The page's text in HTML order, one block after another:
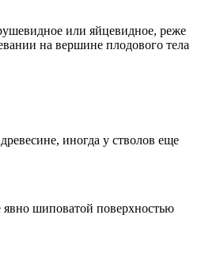
или яйцевидное, реже
на вершине плодового тела
иногда у стволов еще
шиповатой поверхностью